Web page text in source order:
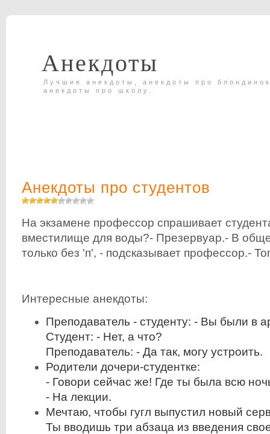
Анекдоты
Лучшие анекдоты, анекдоты про
анекдоты про школу.
Анекдоты про студентов
На экзамене профессор спрашивает
вместилище для воды?- Презервуар.- В
только без 'п', - подсказывает профессор.-
Интересные анекдоты:
Преподаватель - студенту: - Вы были в
Студент: - Hет, а что?
Преподаватель: - Да так, могу устроить.
Родители дочери-студентке:
- Говори сейчас же! Где ты была всю
- На лекции.
Мечтаю, чтобы гугл выпустил новый
Ты вводишь три абзаца из введения